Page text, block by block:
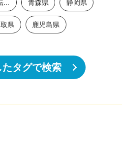
電動アシスト自転車 青森県 静岡県
県 鹿児島県
タグで検索